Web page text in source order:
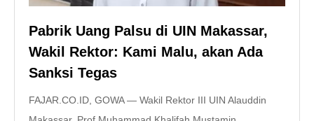
Pabrik Uang Palsu di UIN Makassar,
Wakil Rektor: Kami Malu, akan Ada
Sanksi Tegas
FAJAR.CO.ID, GOWA — Wakil Rektor III UIN Alauddin